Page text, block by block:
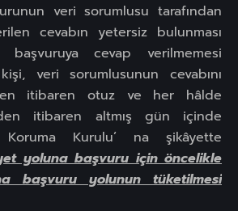
veri sorumlusu tarafından
cevabın yetersiz bulunması
başvuruya cevap verilmemesi
veri sorumlusunun cevabını
itibaren otuz ve her hâlde
itibaren altmış gün içinde
Kurulu’ na şikâyette
yoluna başvuru için öncelikle
başvuru yolunun tüketilmesi